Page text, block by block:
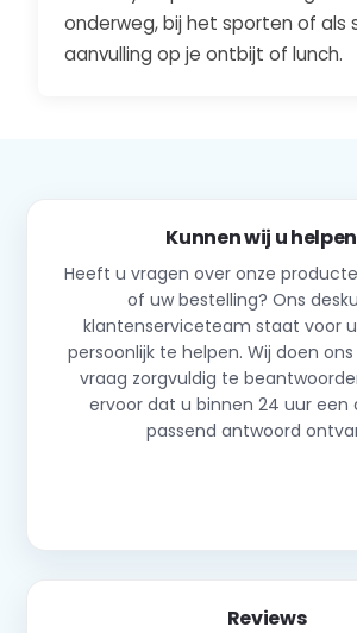
onderweg, bij het sporten of als
aanvulling op je ontbijt of lunch.
Kunnen wij u
Heeft u vragen over onze
of uw bestelling? Ons
klantenserviceteam staat voor
persoonlijk te helpen. Wij doen
vraag zorgvuldig te
ervoor dat u binnen 24 uur een
passend antwoord
Reviews